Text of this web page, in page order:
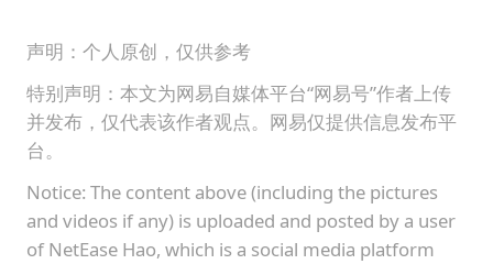
声明：个人原创，仅供参考
特别声明：本文为网易自媒体平台“网易号”作者上传
并发布，仅代表该作者观点。网易仅提供信息发布平
台。
Notice: The content above (including the pictures
and videos if any) is uploaded and posted by a user
of NetEase Hao, which is a social media platform